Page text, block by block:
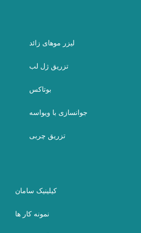
لیزر موهای زائد
تزریق ژل لب
بوتاکس
جوانسازی با ویواسه
تزریق چربی
کیلینیک سامان
نمونه کار ها